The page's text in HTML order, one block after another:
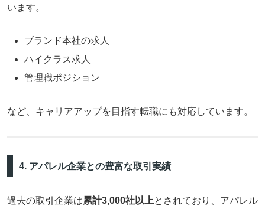
います。
ブランド本社の求人
ハイクラス求人
管理職ポジション
など、キャリアアップを目指す転職にも対応しています。
4. アパレル企業との豊富な取引実績
過去の取引企業は累計3,000社以上とされており、アパレル